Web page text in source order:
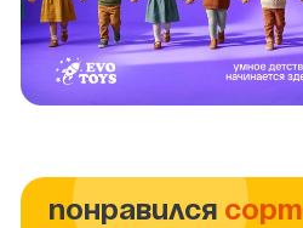
ПОНРАВИЛСЯ